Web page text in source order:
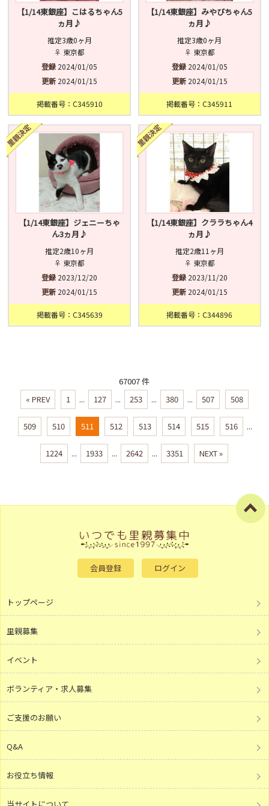
【1/14東銀座】こはるちゃん5
ヵ月♪
推定3歳0ヶ月
♀ 東京都
登録 2024/01/05
更新 2024/01/15
掲載番号：C345910
【1/14東銀座】みやびちゃん5
ヵ月♪
推定3歳0ヶ月
♀ 東京都
登録2024/01/05
更新2024/01/15
掲載番号：C345911
【1/14東銀座】ジェニーちゃ
ん3ヵ月♪
推定2歳10ヶ月
♀ 東京都
登録 2023/12/20
更新 2024/01/15
掲載番号：C345639
【1/14東銀座】クララちゃん4
ヵ月♪
推定2歳11ヶ月
♀ 東京都
登録2023/11/20
更新2024/01/15
掲載番号：C344896
67007 件
« PREV
1 ... 127 ... 253 ... 380 ... 507 508
509 510 511 512 513 514 515 516 ...
1224 ... 1933 ... 2642 ... 3351 NEXT »
会員登録 ログイン
トップページ
里親募集
イベント
ボランティア・求人募集
ご支援のお願い
Q&A
お役立ち情報